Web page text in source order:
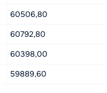
60506,80
60792,80
60398,00
59889,60